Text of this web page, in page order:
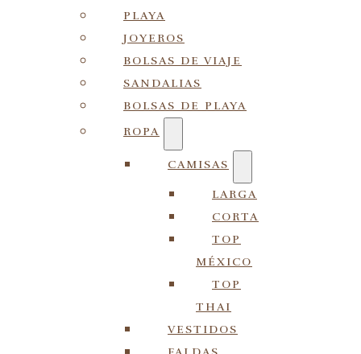
PLAYA
JOYEROS
BOLSAS DE VIAJE
SANDALIAS
BOLSAS DE PLAYA
ROPA
CAMISAS
LARGA
CORTA
TOP
MÉXICO
TOP
THAI
VESTIDOS